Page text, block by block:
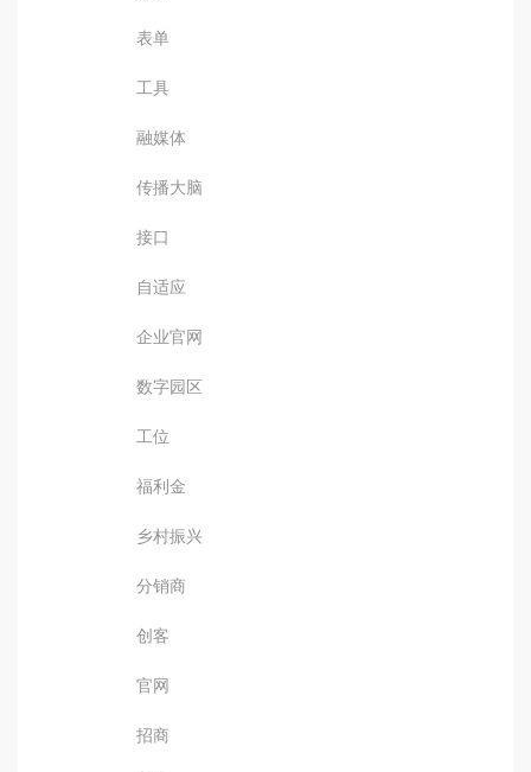
表单
工具
融媒体
传播大脑
接口
自适应
企业官网
数字园区
工位
福利金
乡村振兴
分销商
创客
官网
招商